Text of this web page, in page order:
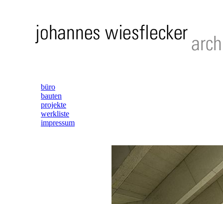
büro
bauten
projekte
werkliste
impressum